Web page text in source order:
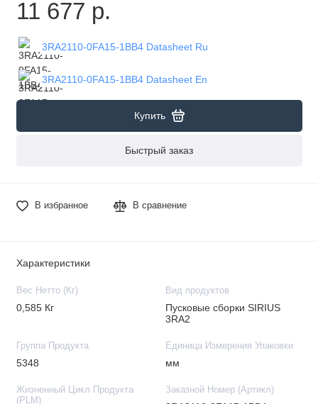
11 677 р.
3RA2110-0FA15-1BB4 Datasheet Ru
3RA2110-0FA15-1BB4 Datasheet En
Купить
Быстрый заказ
В избранное В сравнение
Характеристики
Вес Нетто (Кг)
0,585 Кг
Вид продуктов
Пусковые сборки SIRIUS
3RA2
Группа Продукта
5348
Единица Измерения Упаковки
мм
Жизненный Цикл Продукта
(PLM)
Заказной Номер (Артикл)